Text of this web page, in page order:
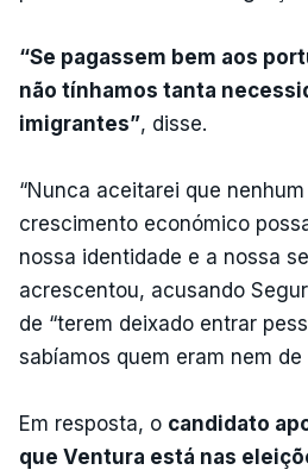
“Se pagassem bem aos
não tínhamos tanta
imigrantes”, disse.
“Nunca aceitarei que
crescimento económico
nossa identidade e a nossa
acrescentou, acusando
de “terem deixado entrar
sabíamos quem eram nem de
Em resposta, o candidato
que Ventura está nas